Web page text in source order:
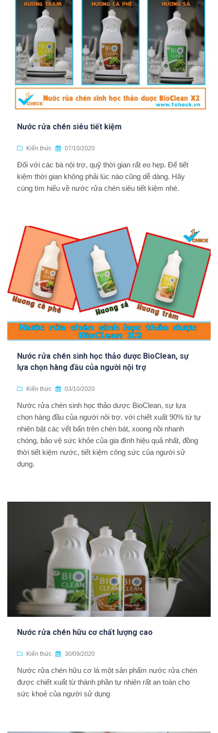
Nước rửa chén siêu tiết kiệm
Kiến thức 07/10/2020
Đối với các bà nội trợ, quỹ thời gian rất eo hẹp. Để tiết
kiệm thời gian không phải lúc nào cũng dễ dàng. Hãy
cùng tìm hiểu về nước rửa chén siêu tiết kiệm nhé.
Nước rửa chén sinh học thảo dược BioClean, sự
lựa chọn hàng đầu của người nội trợ
Kiến thức 03/10/2020
Nước rửa chén sinh học thảo dược BioClean, sự lựa
chọn hàng đầu của người nôi trợ. với chiết xuất 90% từ tự
nhiên bật các vết bẩn trên chén bát, xoong nồi nhanh
chóng, bảo vệ sức khỏe của gia đình hiệu quả nhất, đồng
thời tiết kiệm nước, tiết kiệm công sức của người sử
dụng.
Nước rửa chén hữu cơ chất lượng cao
Kiến thức 30/09/2020
Nước rửa chén hữu cơ là một sản phẩm nước rửa chén
được chiết xuất từ thành phần tự nhiên rất an toàn cho
sức khoẻ của người sử dụng